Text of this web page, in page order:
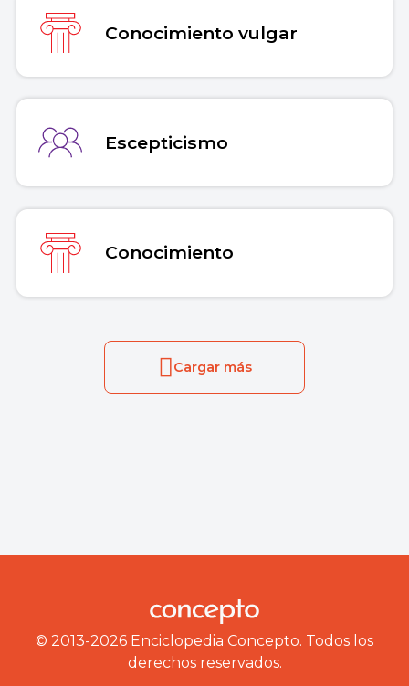
Conocimiento vulgar
Escepticismo
Conocimiento
Cargar más
© 2013-2026 Enciclopedia Concepto. Todos los
derechos reservados.